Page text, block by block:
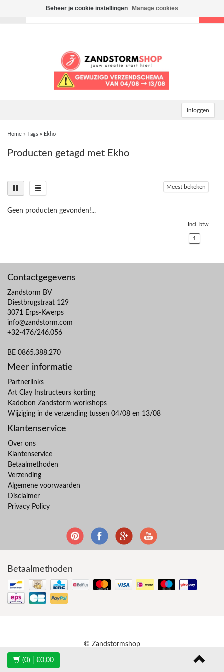
Inloggen
Home » Tags » Ekho
Producten getagd met Ekho
Meest bekeken
Geen producten gevonden!...
Incl. btw
1
Contactgegevens
Zandstorm BV
Diestbrugstraat 129
3071 Erps-Kwerps
info@zandstorm.com
+32-476/246.056
BE 0865.388.270
Meer informatie
Partnerlinks
Art Clay Instructeurs korting
Kadobon Zandstorm workshops
Wijziging in de verzending tussen 04/08 en 13/08
Klantenservice
Over ons
Klantenservice
Betaalmethoden
Verzending
Algemene voorwaarden
Disclaimer
Privacy Policy
Betaalmethoden
© Zandstormshop
(0) | €0,00
Beheer je cookie instellingen Manage cookies